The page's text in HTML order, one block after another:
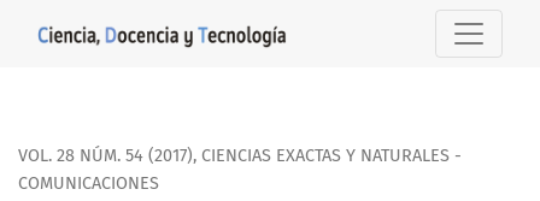
Freno de corrientes parásitas para ensayo de motores
VOL. 28 NÚM. 54 (2017), CIENCIAS EXACTAS Y NATURALES -
COMUNICACIONES